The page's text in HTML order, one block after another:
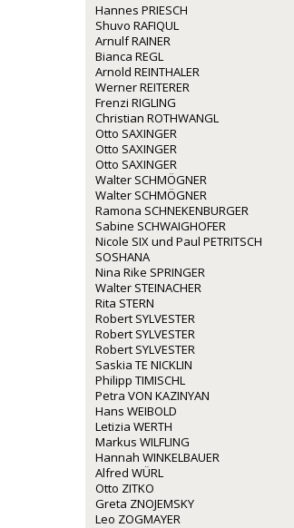
Hannes PRIESCH
Shuvo RAFIQUL
Arnulf RAINER
Bianca REGL
Arnold REINTHALER
Werner REITERER
Frenzi RIGLING
Christian ROTHWANGL
Otto SAXINGER
Otto SAXINGER
Otto SAXINGER
Walter SCHMÖGNER
Walter SCHMÖGNER
Ramona SCHNEKENBURGER
Sabine SCHWAIGHOFER
Nicole SIX und Paul PETRITSCH
SOSHANA
Nina Rike SPRINGER
Walter STEINACHER
Rita STERN
Robert SYLVESTER
Robert SYLVESTER
Robert SYLVESTER
Saskia TE NICKLIN
Philipp TIMISCHL
Petra VON KAZINYAN
Hans WEIBOLD
Letizia WERTH
Markus WILFLING
Hannah WINKELBAUER
Alfred WÜRL
Otto ZITKO
Greta ZNOJEMSKY
Leo ZOGMAYER